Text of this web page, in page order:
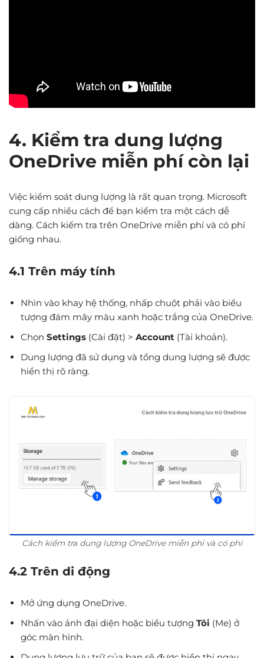
4. Kiểm tra dung lượng
OneDrive miễn phí còn lại
Việc kiểm soát dung lượng là rất quan trọng. Microsoft
cung cấp nhiều cách để bạn kiểm tra một cách dễ
dàng. Cách kiểm tra trên OneDrive miễn phí và có phí
giống nhau.
4.1 Trên máy tính
Nhìn vào khay hệ thống, nhấp chuột phải vào biểu
tượng đám mây màu xanh hoặc trắng của OneDrive.
Chọn Settings (Cài đặt) > Account (Tài khoản).
Dung lượng đã sử dụng và tổng dung lượng sẽ được
hiển thị rõ ràng.
Cách kiểm tra dung lượng OneDrive miễn phí và có phí
4.2 Trên di động
Mở ứng dụng OneDrive.
Nhấn vào ảnh đại diện hoặc biểu tượng Tôi (Me) ở
góc màn hình.